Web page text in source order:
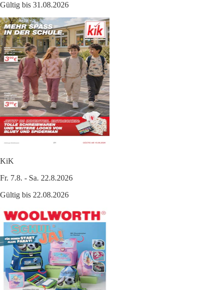
Gültig bis 31.08.2026
KiK
Fr. 7.8. - Sa. 22.8.2026
Gültig bis 22.08.2026